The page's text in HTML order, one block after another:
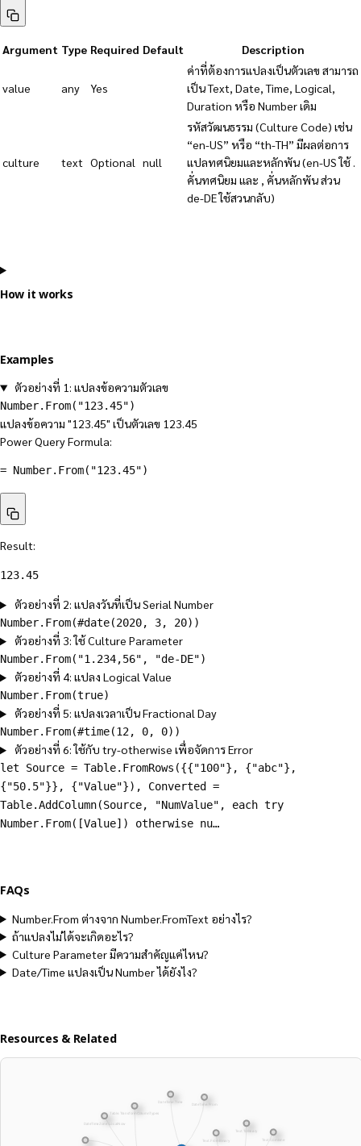
Argument Type Required Default Description
value any Yes
ค่าที่ต้องการแปลงเป็นตัวเลข สามารถ
เป็น Text, Date, Time, Logical,
Duration หรือ Number เดิม
culture text Optional null
รหัสวัฒนธรรม (Culture Code) เช่น
“en-US” หรือ “th-TH” มีผลต่อการ
แปลทศนิยมและหลักพัน (en-US ใช้ .
คั่นทศนิยม และ , คั่นหลักพัน ส่วน
de-DE ใช้สวนกลับ)
How it works
Examples
ตัวอย่างที่ 1: แปลงข้อความตัวเลข
Number.From("123.45")
แปลงข้อความ "123.45" เป็นตัวเลข 123.45
Power Query Formula:
= Number.From( "123.45")
Result:
123.45
ตัวอย่างที่ 2: แปลงวันที่เป็น Serial Number
Number.From(#date(2020, 3, 20))
ตัวอย่างที่ 3: ใช้ Culture Parameter
Number.From("1.234,56", "de-DE")
ตัวอย่างที่ 4: แปลง Logical Value
Number.From(true)
ตัวอย่างที่ 5: แปลงเวลาเป็น Fractional Day
Number.From(#time(12, 0, 0))
ตัวอย่างที่ 6: ใช้กับ try-otherwise เพื่อจัดการ Error
let Source = Table.FromRows({{"100"}, {"abc"},
{"50.5"}}, {"Value"}), Converted =
Table.AddColumn(Source, "NumValue", each try
Number.From([Value]) otherwise nu…
FAQs
Number.From ต่างจาก Number.FromText อย่างไร?
ถ้าแปลงไม่ได้จะเกิดอะไร?
Culture Parameter มีความสำคัญแค่ไหน?
Date/Time แปลงเป็น Number ได้ยังไง?
Resources & Related